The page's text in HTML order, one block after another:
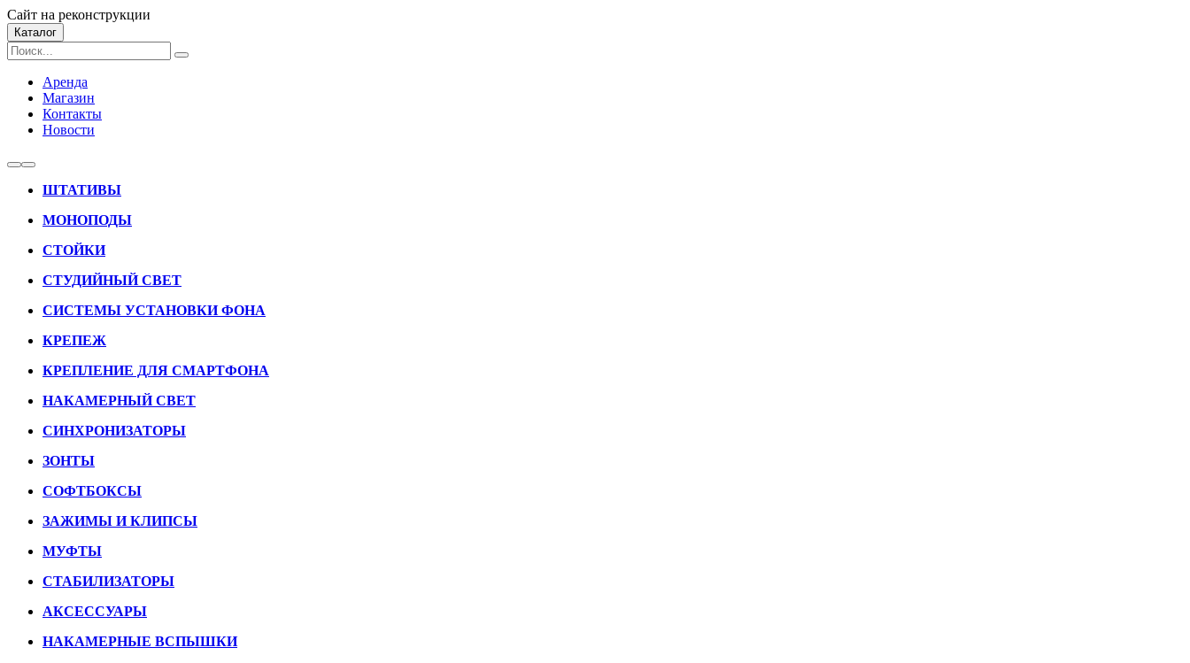
Сайт на реконструкции
Каталог
Аренда
Магазин
Контакты
Новости
ШТАТИВЫ
МОНОПОДЫ
СТОЙКИ
СТУДИЙНЫЙ СВЕТ
СИСТЕМЫ УСТАНОВКИ ФОНА
КРЕПЕЖ
КРЕПЛЕНИЕ ДЛЯ СМАРТФОНА
НАКАМЕРНЫЙ СВЕТ
СИНХРОНИЗАТОРЫ
ЗОНТЫ
СОФТБОКСЫ
ЗАЖИМЫ И КЛИПСЫ
МУФТЫ
СТАБИЛИЗАТОРЫ
АКСЕССУАРЫ
НАКАМЕРНЫЕ ВСПЫШКИ